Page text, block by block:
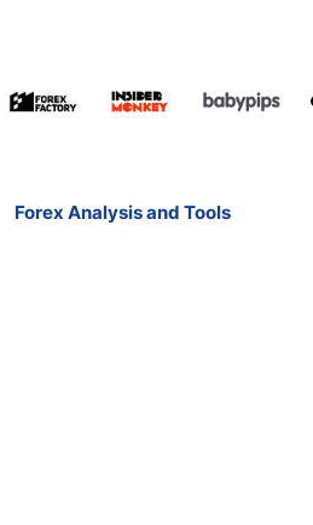
Forex Analysis and Tools
Free Forex Signals